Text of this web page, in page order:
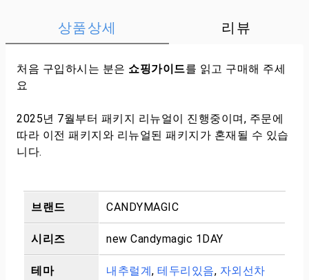
상품상세 리뷰
처음 구입하시는 분은 쇼핑가이드를 읽고 구매해 주세
요
2025년 7월부터 패키지 리뉴얼이 진행중이며, 주문에
따라 이전 패키지와 리뉴얼된 패키지가 혼재될 수 있습
니다.
브랜드 CANDYMAGIC
시리즈 new Candymagic 1DAY
테마 내추럴계, 테두리있음, 자외선차